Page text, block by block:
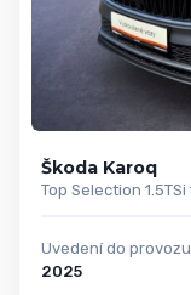
Škoda Karoq
Top Selection 1.5TSi
Uvedení do provozu
2025